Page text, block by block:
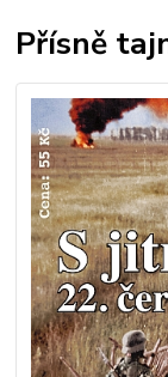
Přísně